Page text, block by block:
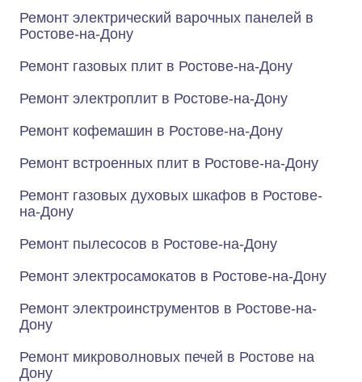
Ремонт электрический варочных панелей в
Ростове-на-Дону
Ремонт газовых плит в Ростове-на-Дону
Ремонт электроплит в Ростове-на-Дону
Ремонт кофемашин в Ростове-на-Дону
Ремонт встроенных плит в Ростове-на-Дону
Ремонт газовых духовых шкафов в Ростове-
на-Дону
Ремонт пылесосов в Ростове-на-Дону
Ремонт электросамокатов в Ростове-на-Дону
Ремонт электроинструментов в Ростове-на-
Дону
Ремонт микроволновых печей в Ростове на
Дону